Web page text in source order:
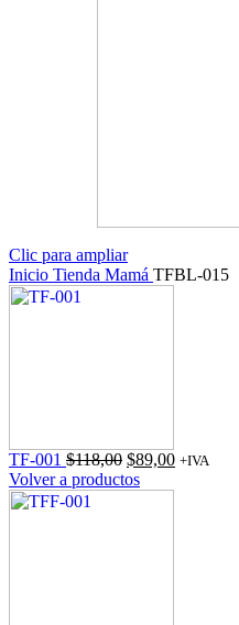
Clic para ampliar
Inicio Tienda Mamá TFBL-015
TF-001 $118,00 El
precio
$89,00El+IVA
Volver a productos